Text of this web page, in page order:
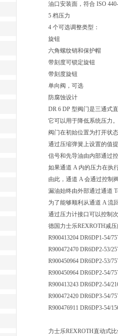
油口安装面，符合 ISO
5 档压力
4 个可选调整类型：
旋钮
六角螺纹销和保护帽
带刻度可锁定旋钮
带刻度旋钮
单向阀，可选
防腐蚀设计
DR 6 DP 型阀门是三通式
它可以用于降低系统压力
阀门在初始位置为打开状
通过压缩弹簧上设置的值
信号和先导油由内部通过
如果通道 A 内的压力在执
由此，通道 A 会通过控制
漏油始终由外部通过通道
为了能够顺利从通道 A 流
通过压力计接口可以控制
德国力士乐REXROTH减
R900413204 DR6DP1-54/
R900472470 DR6DP2-53/
R900450964 DR6DP2-53/
R900450964 DR6DP2-54/
R900413243 DR6DP2-54/
R900472420 DR6DP3-54/
R900476911 DR6DP3-54/
力士乐REXROTH直动式